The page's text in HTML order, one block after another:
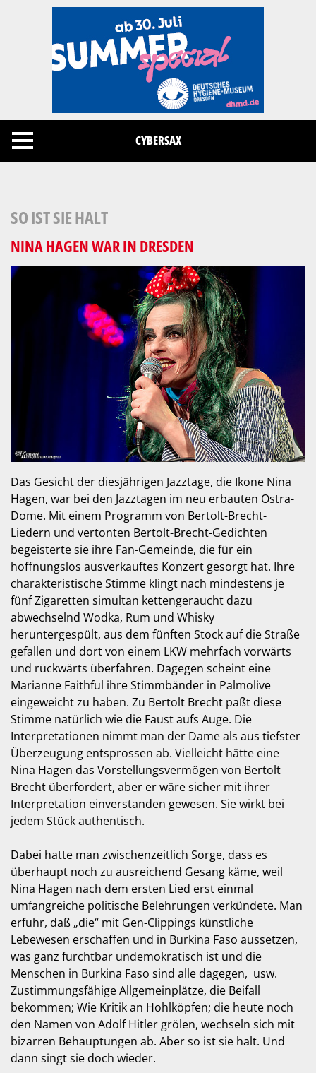
CYBERSAX
SO IST SIE HALT
NINA HAGEN WAR IN DRESDEN
Das Gesicht der diesjährigen Jazztage, die Ikone Nina
Hagen, war bei den Jazztagen im neu erbauten Ostra-
Dome. Mit einem Programm von Bertolt-Brecht-
Liedern und vertonten Bertolt-Brecht-Gedichten
begeisterte sie ihre Fan-Gemeinde, die für ein
hoffnungslos ausverkauftes Konzert gesorgt hat. Ihre
charakteristische Stimme klingt nach mindestens je
fünf Zigaretten simultan kettengeraucht dazu
abwechselnd Wodka, Rum und Whisky
heruntergespült, aus dem fünften Stock auf die Straße
gefallen und dort von einem LKW mehrfach vorwärts
und rückwärts überfahren. Dagegen scheint eine
Marianne Faithful ihre Stimmbänder in Palmolive
eingeweicht zu haben. Zu Bertolt Brecht paßt diese
Stimme natürlich wie die Faust aufs Auge. Die
Interpretationen nimmt man der Dame als aus tiefster
Überzeugung entsprossen ab. Vielleicht hätte eine
Nina Hagen das Vorstellungsvermögen von Bertolt
Brecht überfordert, aber er wäre sicher mit ihrer
Interpretation einverstanden gewesen. Sie wirkt bei
jedem Stück authentisch.
Dabei hatte man zwischenzeitlich Sorge, dass es
überhaupt noch zu ausreichend Gesang käme, weil
Nina Hagen nach dem ersten Lied erst einmal
umfangreiche politische Belehrungen verkündete. Man
erfuhr, daß „die“ mit Gen-Clippings künstliche
Lebewesen erschaffen und in Burkina Faso aussetzen,
was ganz furchtbar undemokratisch ist und die
Menschen in Burkina Faso sind alle dagegen, usw.
Zustimmungsfähige Allgemeinplätze, die Beifall
bekommen; Wie Kritik an Hohlköpfen; die heute noch
den Namen von Adolf Hitler grölen, wechseln sich mit
bizarren Behauptungen ab. Aber so ist sie halt. Und
dann singt sie doch wieder.
Cookies management panel